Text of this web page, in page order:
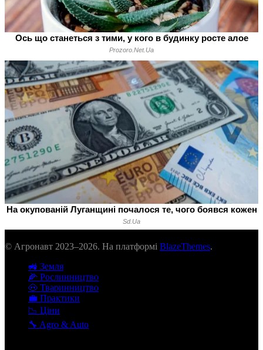
© Агронавт 2023–2026. На платформі BlazeThemes.
🚜 Земля
🌽 Рослинництво
🐽 Тваринництво
💼 Практики
📉 Ціни
🔧 Agro & Auto